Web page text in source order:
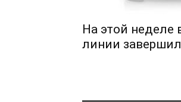
На этой неделе
линии